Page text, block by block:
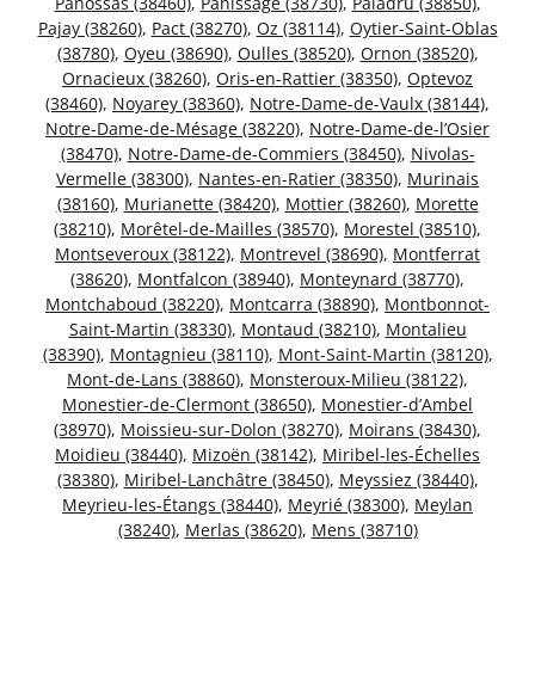
Pajay (38260), Pact (38270), Oz (38114), Oytier-Saint-Oblas
(38780), Oyeu (38690), Oulles (38520), Ornon (38520),
Ornacieux (38260), Oris-en-Rattier (38350), Optevoz
(38460), Noyarey (38360), Notre-Dame-de-Vaulx (38144),
Notre-Dame-de-Mésage (38220), Notre-Dame-de-l’Osier
(38470), Notre-Dame-de-Commiers (38450), Nivolas-
Vermelle (38300), Nantes-en-Ratier (38350), Murinais
(38160), Murianette (38420), Mottier (38260), Morette
(38210), Morêtel-de-Mailles (38570), Morestel (38510),
Montseveroux (38122), Montrevel (38690), Montferrat
(38620), Montfalcon (38940), Monteynard (38770),
Montchaboud (38220), Montcarra (38890), Montbonnot-
Saint-Martin (38330), Montaud (38210), Montalieu
(38390), Montagnieu (38110), Mont-Saint-Martin (38120),
Mont-de-Lans (38860), Monsteroux-Milieu (38122),
Monestier-de-Clermont (38650), Monestier-d’Ambel
(38970), Moissieu-sur-Dolon (38270), Moirans (38430),
Moidieu (38440), Mizoën (38142), Miribel-les-Échelles
(38380), Miribel-Lanchâtre (38450), Meyssiez (38440),
Meyrieu-les-Étangs (38440), Meyrié (38300), Meylan
(38240), Merlas (38620), Mens (38710)